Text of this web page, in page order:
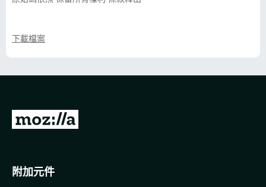
下載檔案
前
o
附加元件